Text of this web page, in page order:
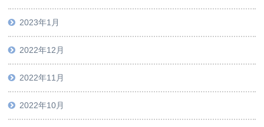
2023年1月
2022年12月
2022年11月
2022年10月